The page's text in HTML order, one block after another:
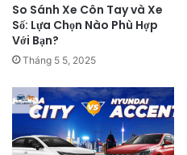
So Sánh Xe Côn Tay và Xe
Số: Lựa Chọn Nào Phù Hợp
Với Bạn?
Tháng 5 5, 2025